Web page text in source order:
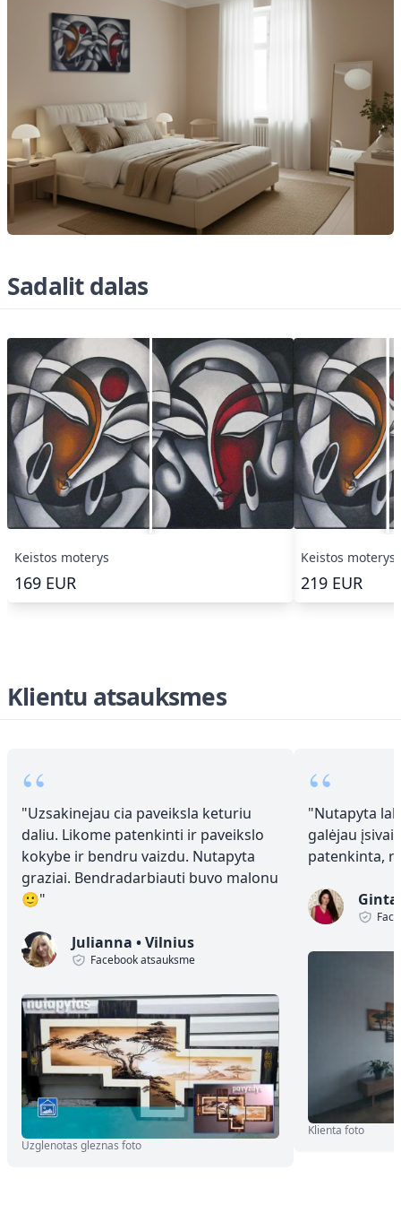
Sadalit dalas
Keistos moterys
169 EUR
Keistos moterys
219 EUR
Klientu atsauksmes
“
"Uzsakinejau cia paveiksla keturiu
daliu. Likome patenkinti ir paveikslo
kokybe ir bendru vaizdu. Nutapyta
graziai. Bendradarbiauti buvo malonu
🙂"
Julianna •Vilnius
Facebook atsauksme
Uzglenotas gleznas foto
“
"Nutapyta
galėjau
patenkinta,
Klienta foto